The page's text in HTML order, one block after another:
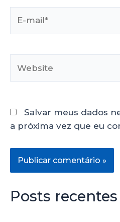
Salvar meus dados
a próxima vez que eu
Posts recentes